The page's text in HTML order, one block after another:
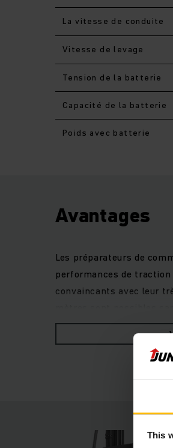
This
La vitesse de conduite
Vitesse de levage
Tension de la batterie
Capacité de la batterie
Poids avec batterie
Avantages
Les préparateurs de
performances de traction
convaincants avec leur
peuvent être utilisés
optimisé et une
commandes verticaux